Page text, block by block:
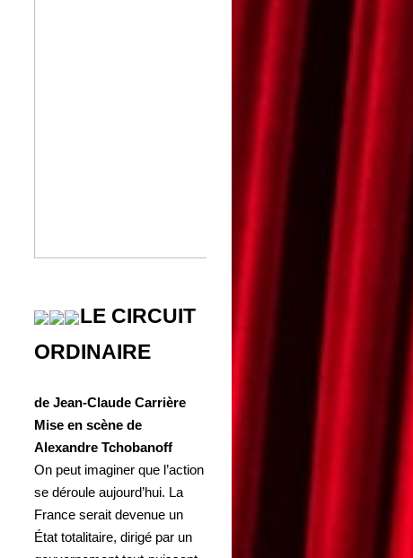
LE CIRCUIT
ORDINAIRE
de Jean-Claude Carrière
Mise en scène de
Alexandre Tchobanoff
On peut imaginer que l’action
se déroule aujourd’hui. La
France serait devenue un
État totalitaire, dirigé par un